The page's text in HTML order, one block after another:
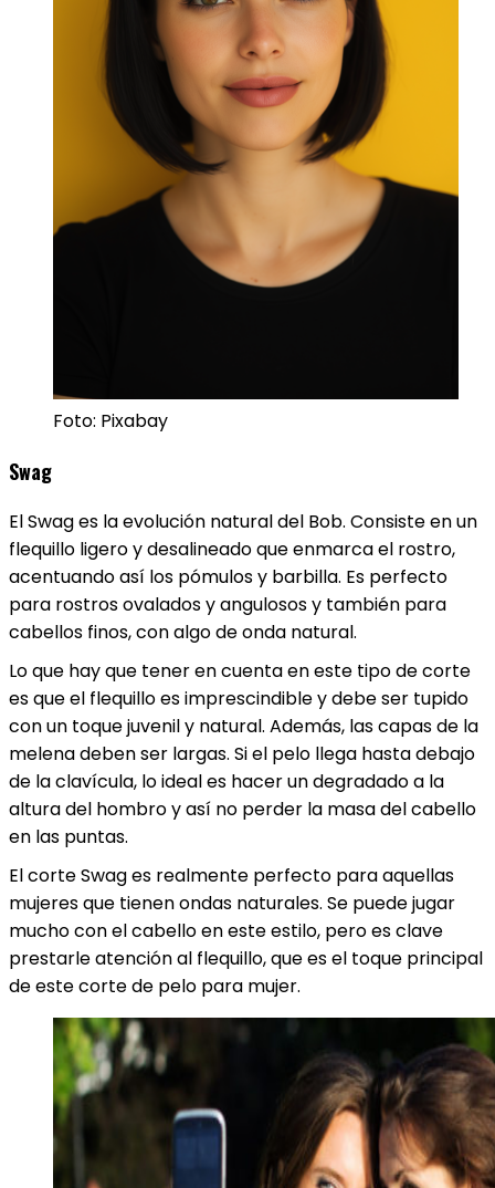
Foto: Pixabay
Swag
El Swag es la evolución natural del Bob. Consiste en un
flequillo ligero y desalineado que enmarca el rostro,
acentuando así los pómulos y barbilla. Es perfecto
para rostros ovalados y angulosos y también para
cabellos finos, con algo de onda natural.
Lo que hay que tener en cuenta en este tipo de corte
es que el flequillo es imprescindible y debe ser tupido
con un toque juvenil y natural. Además, las capas de la
melena deben ser largas. Si el pelo llega hasta debajo
de la clavícula, lo ideal es hacer un degradado a la
altura del hombro y así no perder la masa del cabello
en las puntas.
El corte Swag es realmente perfecto para aquellas
mujeres que tienen ondas naturales. Se puede jugar
mucho con el cabello en este estilo, pero es clave
prestarle atención al flequillo, que es el toque principal
de este corte de pelo para mujer.